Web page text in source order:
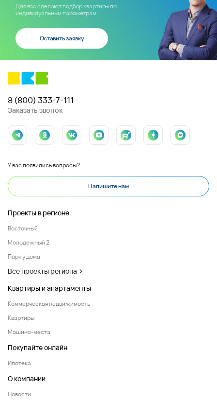
Для вас сделают подбор квартиры по
индивидуальным параметрам
Оставить заявку
8 (800) 333-7-111
Заказать звонок
У вас появились вопросы?
Напишите нам
Проекты в регионе
Восточный
Молодежный 2
Парк у дома
Все проекты региона
Квартиры и апартаменты
Коммерческая недвижимость
Квартиры
Машино-места
Покупайте онлайн
Ипотека
О компании
Новости